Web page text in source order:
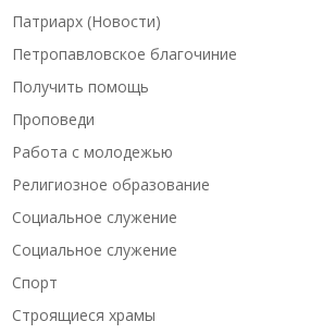
Патриарх (Новости)
Петропавловское благочиние
Получить помощь
Проповеди
Работа с молодежью
Религиозное образование
Социальное служение
Социальное служение
Спорт
Строящиеся храмы